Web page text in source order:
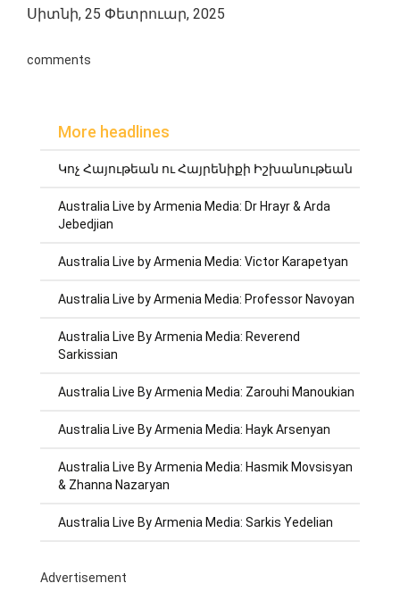
Սիտնի, 25 Փետրուար, 2025
comments
More headlines
Կոչ Հայութեան ու Հայրենիքի Իշխանութեան
Australia Live by Armenia Media: Dr Hrayr & Arda
Jebedjian
Australia Live by Armenia Media: Victor Karapetyan
Australia Live by Armenia Media: Professor Navoyan
Australia Live By Armenia Media: Reverend
Sarkissian
Australia Live By Armenia Media: Zarouhi Manoukian
Australia Live By Armenia Media: Hayk Arsenyan
Australia Live By Armenia Media: Hasmik Movsisyan
& Zhanna Nazaryan
Australia Live By Armenia Media: Sarkis Yedelian
Advertisement